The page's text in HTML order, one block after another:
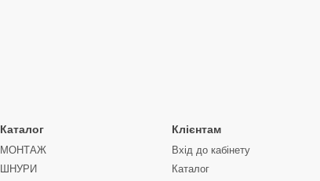
Каталог
МОНТАЖ
ШНУРИ
Клієнтам
Вхід до кабінету
Каталог